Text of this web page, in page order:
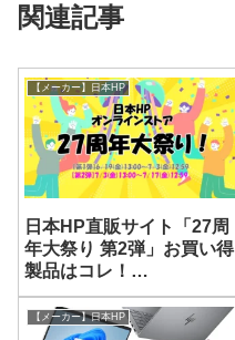
関連記事
【メーカー】日本HP
日本HP直販サイト「27周
年大祭り 第2弾」お買い得
製品はコレ！
［2026/7/17(金)12:59ま
で］
【メーカー】日本HP